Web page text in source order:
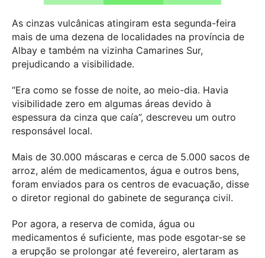
As cinzas vulcânicas atingiram esta segunda-feira
mais de uma dezena de localidades na província de
Albay e também na vizinha Camarines Sur,
prejudicando a visibilidade.
“Era como se fosse de noite, ao meio-dia. Havia
visibilidade zero em algumas áreas devido à
espessura da cinza que caía”, descreveu um outro
responsável local.
Mais de 30.000 máscaras e cerca de 5.000 sacos de
arroz, além de medicamentos, água e outros bens,
foram enviados para os centros de evacuação, disse
o diretor regional do gabinete de segurança civil.
Por agora, a reserva de comida, água ou
medicamentos é suficiente, mas pode esgotar-se se
a erupção se prolongar até fevereiro, alertaram as